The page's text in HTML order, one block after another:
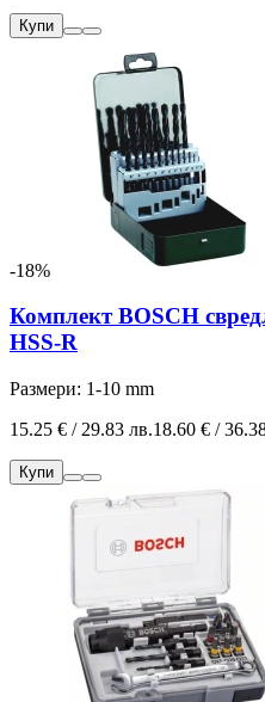
Купи
-18%
Комплект BOSCH
HSS-R
Размери: 1-10 mm
15.25 € / 29.83 лв.18.60 € /
Купи